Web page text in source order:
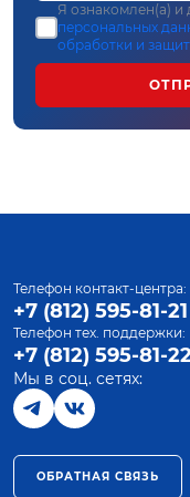
Я ознакомлен(а) и
персональных
обработки и
Телефон контакт-центра:
+7 (812) 595-81-21
Телефон тех. поддержки:
+7 (812) 595-81-
Мы в соц. сетях:
ОБРАТНАЯ СВЯЗЬ